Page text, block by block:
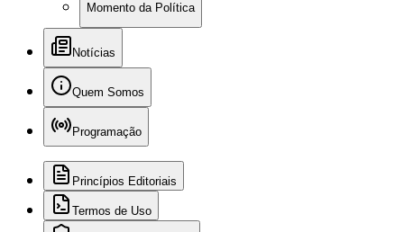
Momento da Política
Notícias
Quem Somos
Programação
Princípios Editoriais
Termos de Uso